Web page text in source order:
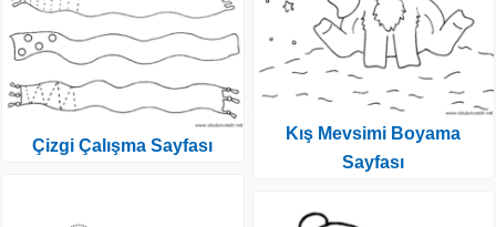
Çizgi Çalışma Sayfası
Kış Mevsimi Boyama
Sayfası